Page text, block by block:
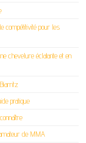
compétitivité pour les
chevelure éclatante et en
pratique
de MMA